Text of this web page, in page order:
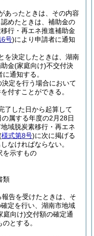
あったときは、その内容
めたときは、補助金の
行・再エネ推進補助金
6号)により申請者に通知
を決定したときは、湖南
金(家庭向け)不交付決
通知する。
定を行う場合において
付すことができる。
了した日から起算して
属する年度の2月28日
域脱炭素移行・再エネ
様式第8号)に次に掲げる
なければならない。
を示すもの
類
告を受けたときは、そ
定を行い、湖南市地域
庭向け)交付額の確定通
とする。